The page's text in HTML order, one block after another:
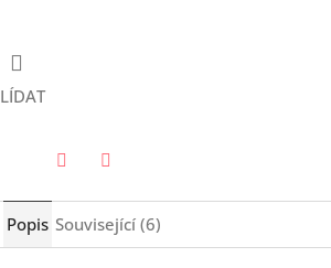
Popis Související (6)